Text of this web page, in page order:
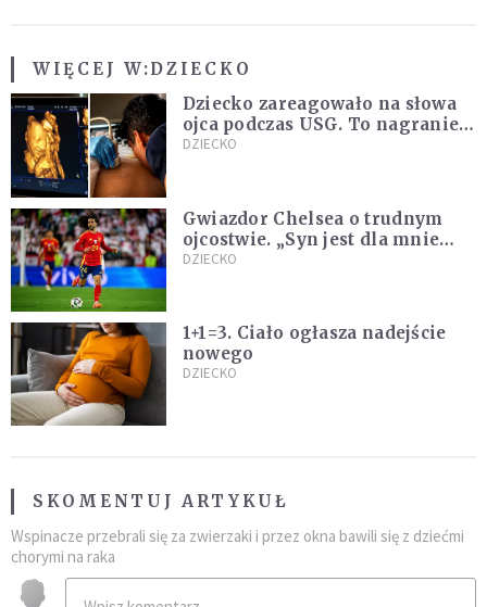
WIĘCEJ W:DZIECKO
Dziecko zareagowało na słowa
ojca podczas USG. To nagranie
podbija sieć
DZIECKO
Gwiazdor Chelsea o trudnym
ojcostwie. „Syn jest dla mnie
ważniejszy niż sportowe trofea”
DZIECKO
1+1=3. Ciało ogłasza nadejście
nowego
DZIECKO
SKOMENTUJ ARTYKUŁ
Wspinacze przebrali się za zwierzaki i przez okna bawili się z dziećmi
chorymi na raka